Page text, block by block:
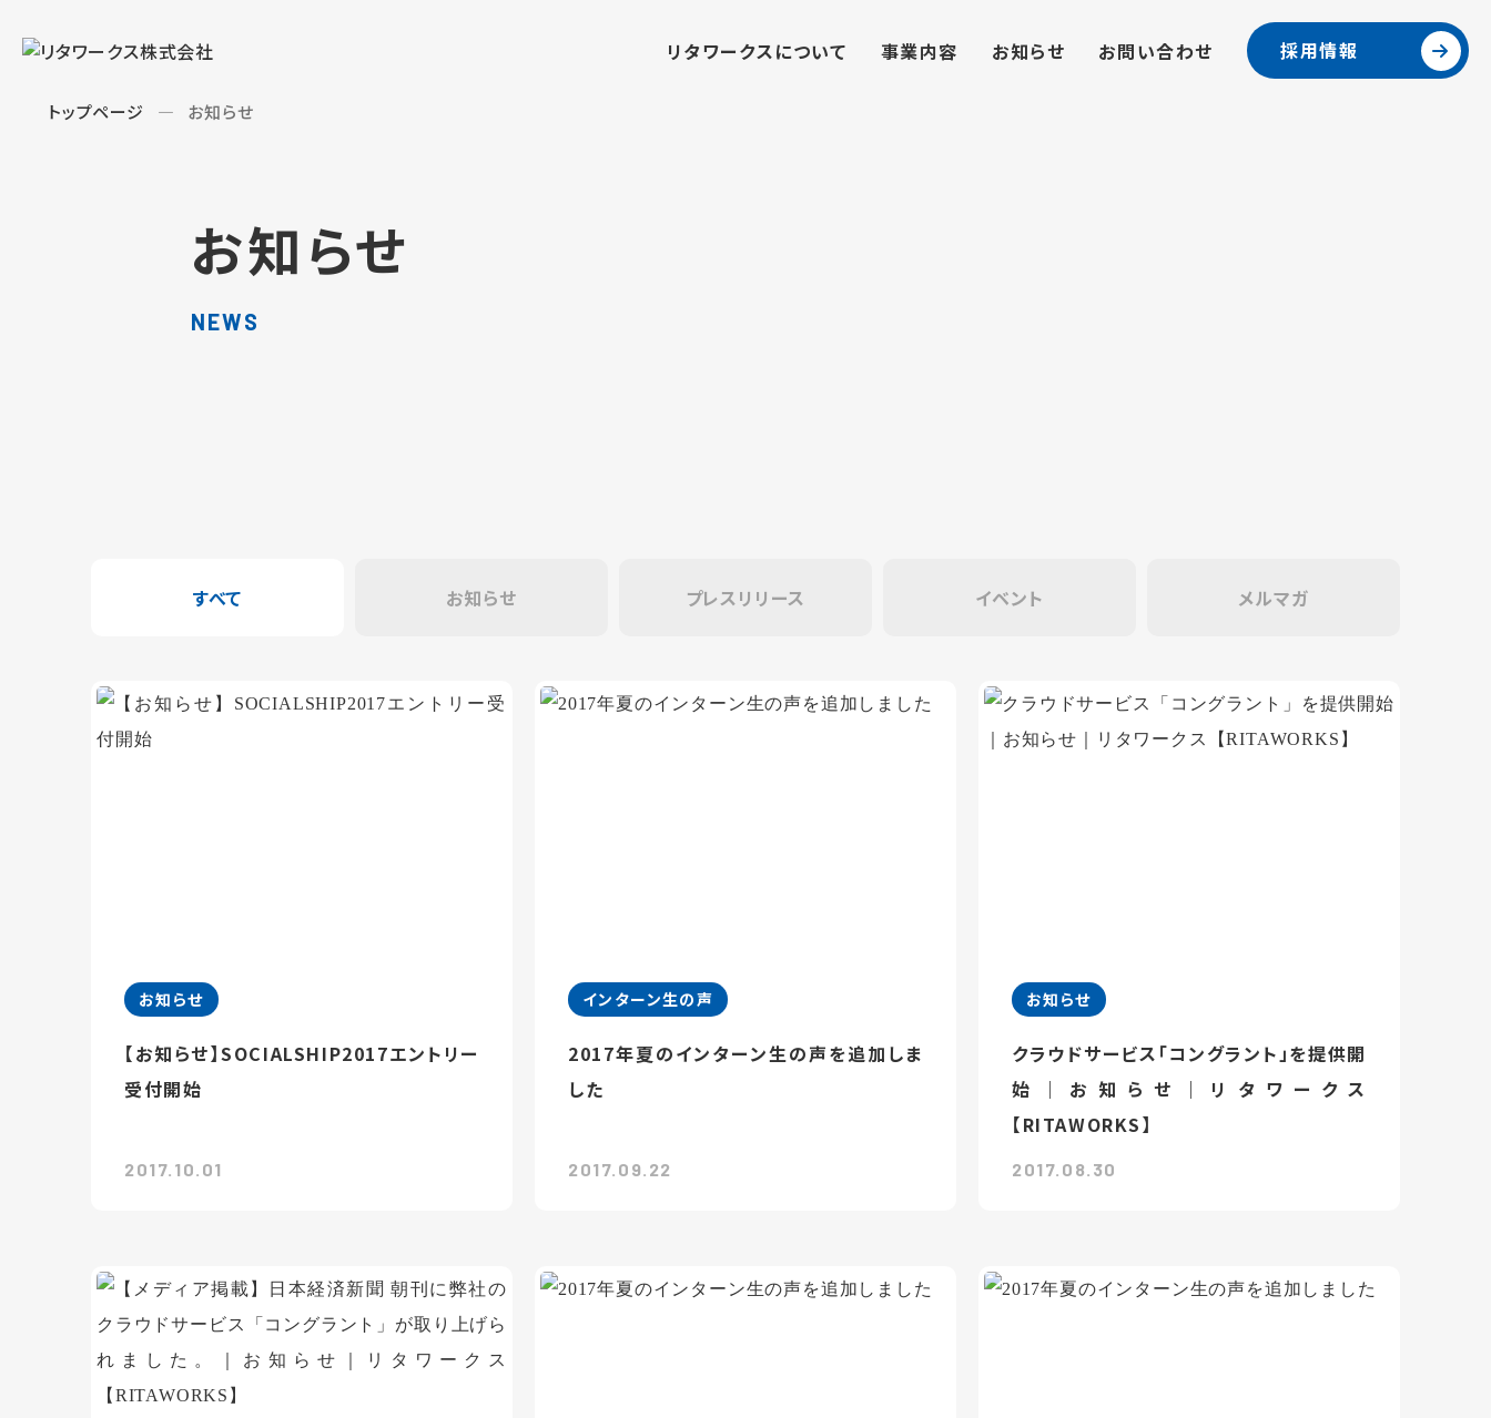
リタワークスについて 事業内容 お知らせ お問い合わせ 採用情報
トップページ お知らせ
お知らせ
NEWS
すべて お知らせ プレスリリース イベント メルマガ
お知らせ
【お知らせ】SOCIALSHIP2017エントリー
受付開始
2017.10.01
インターン生の声
2017年夏のインターン生の声を追加しま
した
2017.09.22
お知らせ
クラウドサービス「コングラント」を提供開
始｜お知らせ｜リタワークス
【RITAWORKS】
2017.08.30